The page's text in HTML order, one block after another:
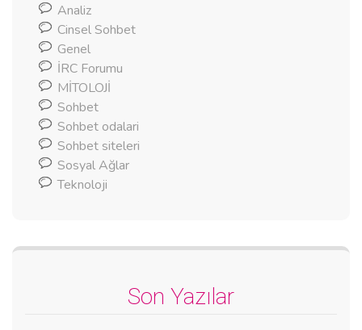
Analiz
Cinsel Sohbet
Genel
İRC Forumu
MİTOLOJİ
Sohbet
Sohbet odalari
Sohbet siteleri
Sosyal Ağlar
Teknoloji
Son Yazılar